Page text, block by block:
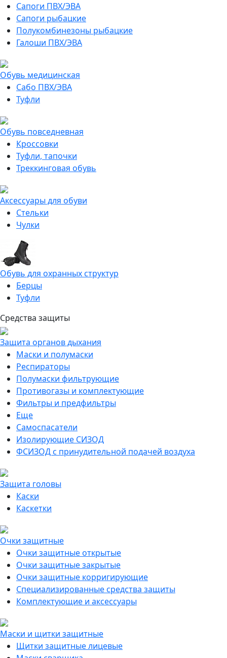
Сапоги ПВХ/ЭВА
Сапоги рыбацкие
Полукомбинезоны рыбацкие
Галоши ПВХ/ЭВА
Обувь медицинская
Сабо ПВХ/ЭВА
Туфли
Обувь повседневная
Кроссовки
Туфли, тапочки
Треккинговая обувь
Аксессуары для обуви
Стельки
Чулки
Обувь для охранных структур
Берцы
Туфли
Средства защиты
Защита органов дыхания
Маски и полумаски
Респираторы
Полумаски фильтрующие
Противогазы и комплектующие
Фильтры и предфильтры
Еще
Самоспасатели
Изолирующие СИЗОД
ФСИЗОД с принудительной подачей воздуха
Защита головы
Каски
Каскетки
Очки защитные
Очки защитные открытые
Очки защитные закрытые
Очки защитные корригирующие
Специализированные средства защиты
Комплектующие и аксессуары
Маски и щитки защитные
Щитки защитные лицевые